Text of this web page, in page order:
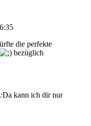
die perfekte
bezüglich
Da kann ich dir nur